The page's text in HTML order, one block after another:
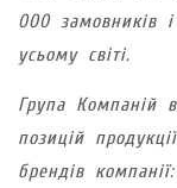
000 замовників
усьому світі.
Група Компаній
позицій
брендів